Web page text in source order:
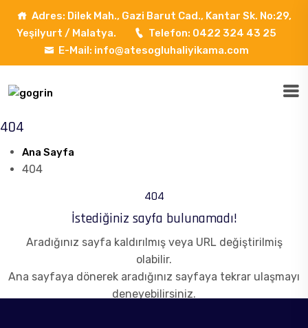
Adres: Dilek Mah., Gazi Barut Cad., Kantar Sk. No:29,
Yeşilyurt / Malatya.
Telefon: 0422 324 43 25
E-Mail: info@atesogluhaliyikama.com
404
Ana Sayfa
404
404
İstediğiniz sayfa bulunamadı!
Aradığınız sayfa kaldırılmış veya URL değiştirilmiş
olabilir.
Ana sayfaya dönerek aradığınız sayfaya tekrar ulaşmayı
deneyebilirsiniz.